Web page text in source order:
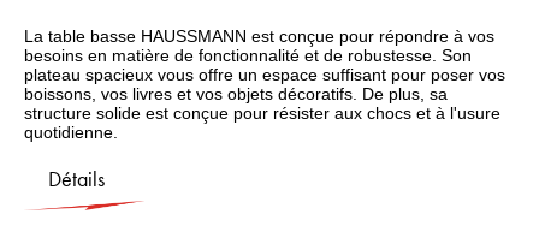
La table basse HAUSSMANN est conçue pour répondre à vos
besoins en matière de fonctionnalité et de robustesse. Son
plateau spacieux vous offre un espace suffisant pour poser vos
boissons, vos livres et vos objets décoratifs. De plus, sa
structure solide est conçue pour résister aux chocs et à l'usure
quotidienne.
Détails